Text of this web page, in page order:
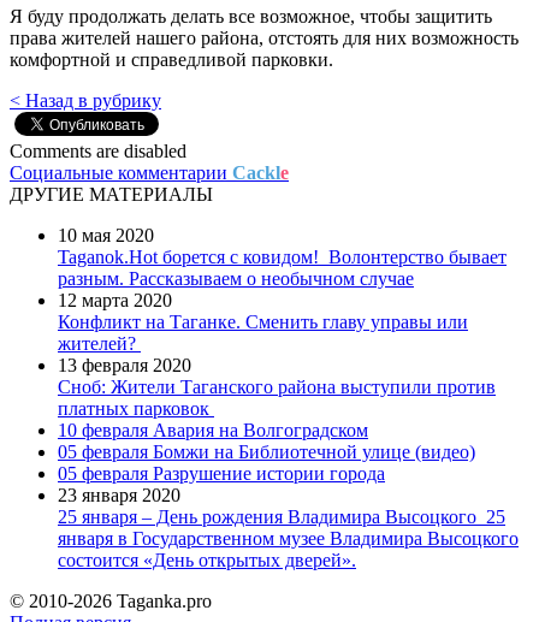
Я буду продолжать делать все возможное, чтобы защитить
права жителей нашего района, отстоять для них возможность
комфортной и справедливой парковки.
< Назад в рубрику
Comments are disabled
Социальные комментарии Cackle
ДРУГИЕ МАТЕРИАЛЫ
10 мая 2020
Taganok.Hot борется с ковидом! Волонтерство бывает
разным. Рассказываем о необычном случае
12 марта 2020
Конфликт на Таганке. Сменить главу управы или
жителей?
13 февраля 2020
Сноб: Жители Таганского района выступили против
платных парковок
10 февраля Авария на Волгоградском
05 февраля Бомжи на Библиотечной улице (видео)
05 февраля Разрушение истории города
23 января 2020
25 января – День рождения Владимира Высоцкого 25
января в Государственном музее Владимира Высоцкого
состоится «День открытых дверей».
© 2010-2026 Taganka.pro